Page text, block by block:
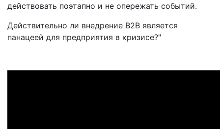
действовать поэтапно и не опережать событий.
Действительно ли внедрение B2B является
панацеей для предприятия в кризисе?"